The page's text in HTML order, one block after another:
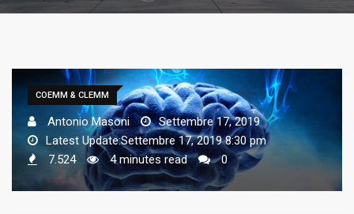
COEMM & CLEMM
Antonio Masoni
Settembre 17, 2019
Latest Update:Settembre 17, 2019 8:30 pm
7.524
4 minutes read 0